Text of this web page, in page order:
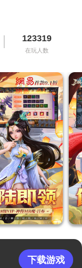
123319
在玩人数
下载游戏